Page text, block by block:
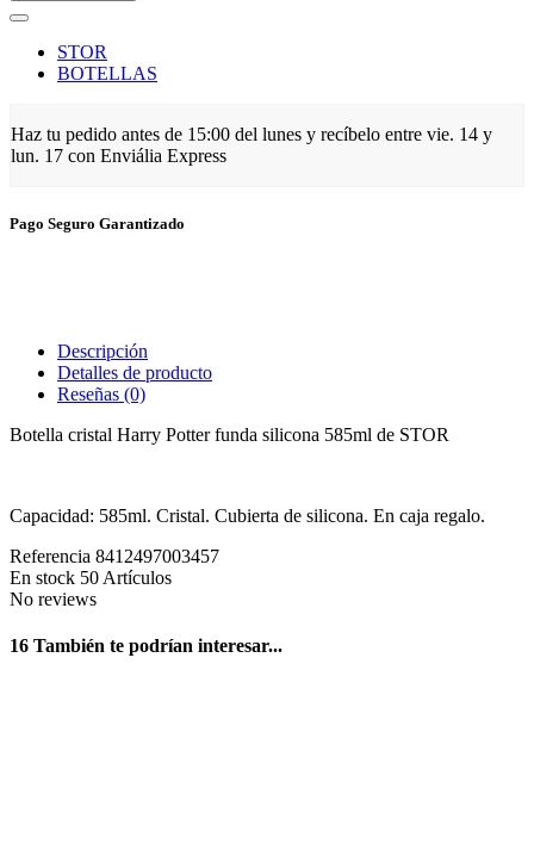
STOR
BOTELLAS
Haz tu pedido antes de 15:00 del lunes y recíbelo entre vie. 14 y
lun. 17 con Enviália Express
Pago Seguro Garantizado
Descripción
Detalles de producto
Reseñas (0)
Botella cristal Harry Potter funda silicona 585ml de STOR
Capacidad: 585ml. Cristal. Cubierta de silicona. En caja regalo.
Referencia 8412497003457
En stock 50 Artículos
No reviews
16 También te podrían interesar...